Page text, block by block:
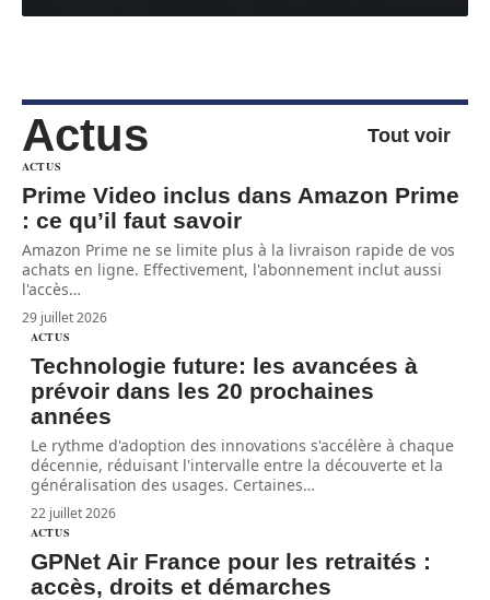
Actus Tout voir
ACTUS
Prime Video inclus dans Amazon Prime
: ce qu’il faut savoir
Amazon Prime ne se limite plus à la livraison rapide de vos
achats en ligne. Effectivement, l'abonnement inclut aussi
l'accès…
29 juillet 2026
ACTUS
Technologie future: les avancées à
prévoir dans les 20 prochaines
années
Le rythme d'adoption des innovations s'accélère à chaque
décennie, réduisant l'intervalle entre la découverte et la
généralisation des usages. Certaines…
22 juillet 2026
ACTUS
GPNet Air France pour les retraités :
accès, droits et démarches